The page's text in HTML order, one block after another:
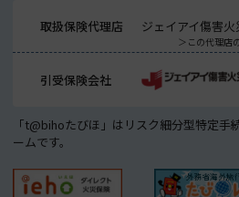
取扱保険代理店 ジェイアイ傷害
この代理店
引受保険会社
「t@bihoたびほ」はリスク細分型特定手
ームです。